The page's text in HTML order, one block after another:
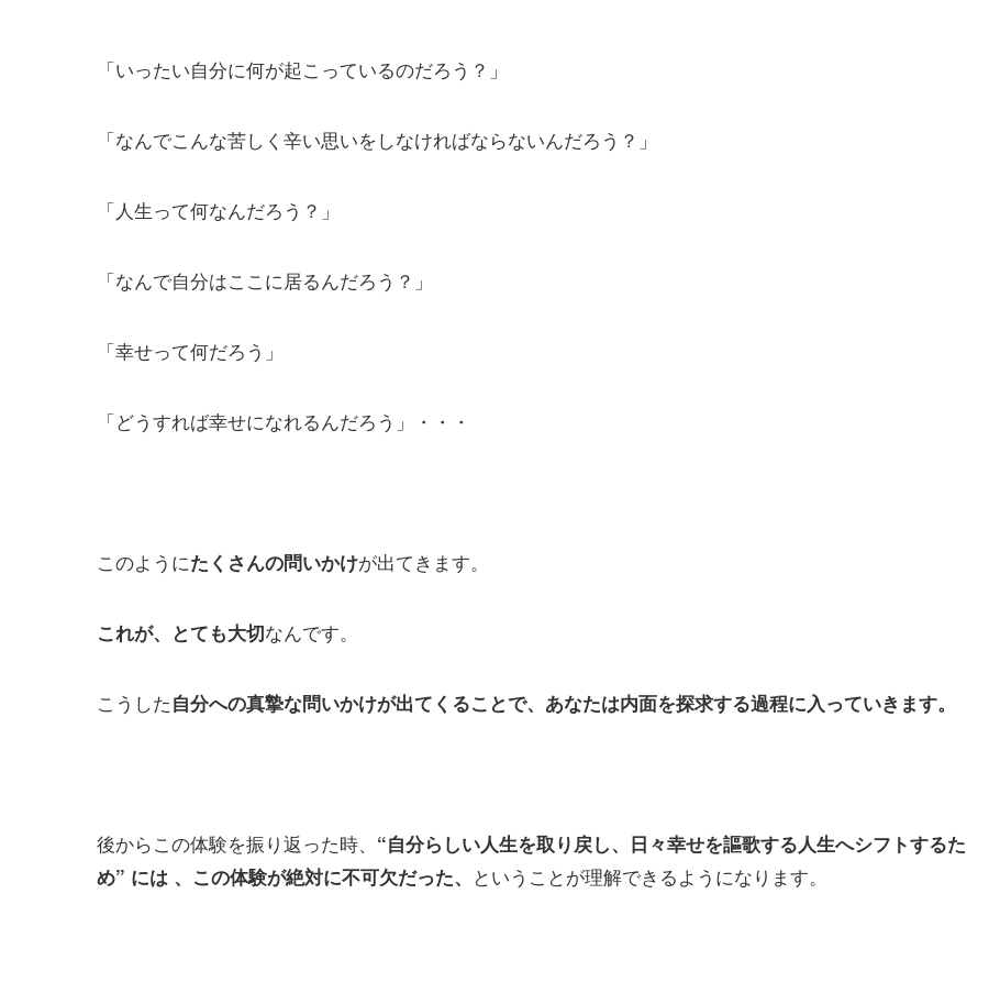
「いったい自分に何が起こっているのだろう？」
「なんでこんな苦しく辛い思いをしなければならないんだろう？」
「人生って何なんだろう？」
「なんで自分はここに居るんだろう？」
「幸せって何だろう」
「どうすれば幸せになれるんだろう」・・・
このようにたくさんの問いかけが出てきます。
これが、とても大切なんです。
こうした自分への真摯な問いかけが出てくることで、あなたは内面を探求する過程に入っていきます。
後からこの体験を振り返った時、 “自分らしい人生を取り戻し、日々幸せを謳歌する人生へシフトするた
め” には 、この体験が絶対に不可欠だった、
ということが理解できるようになります。